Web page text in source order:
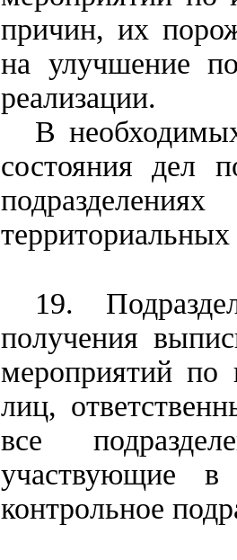
причин, их
на улучшение
реализации.
В
состояния дел
19.
получения
мероприятий по
лиц,
все
участвующие в
контрольное